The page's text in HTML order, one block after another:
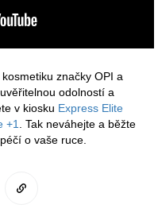
značky OPI a
odolností a
v kiosku Express Elite
+1
. Tak neváhejte a běžte
o vaše ruce.